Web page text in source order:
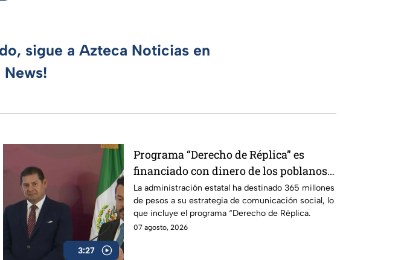
sigue a Azteca Noticias en
3:27
Programa “Derecho de Réplica” es
financiado con dinero de los poblanos,
pero se usa para atacar a la prensa
crítica
La administración estatal ha destinado 365 millones
de pesos a su estrategia de comunicación social, lo
que incluye el programa “Derecho de Réplica.
07 agosto, 2026